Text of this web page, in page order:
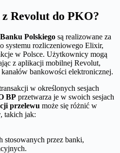
Revolut do PKO?
Polskiego są realizowane za
systemu rozliczeniowego Elixir,
w Polsce. Użytkownicy mogą
z aplikacji mobilnej Revolut,
bankowości elektronicznej.
w określonych sesjach
BP przetwarza je w swoich sesjach
przelewu może się różnić w
takich jak:
stosowanych przez banki,